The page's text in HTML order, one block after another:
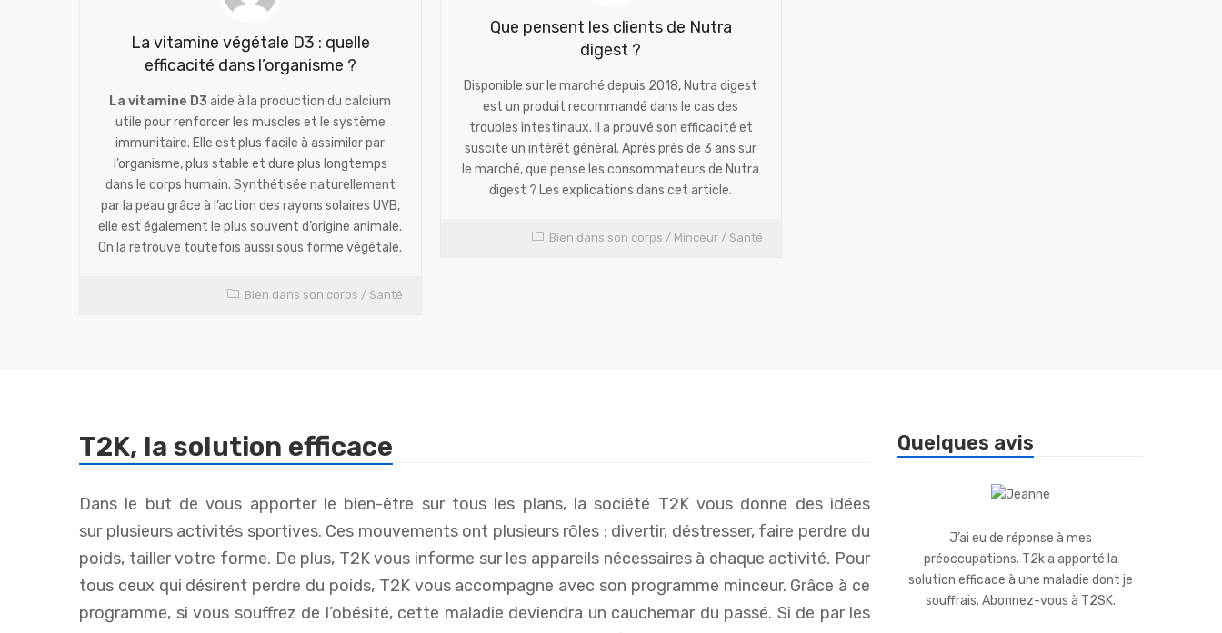
La vitamine végétale D3 : quelle
efficacité dans l’organisme ?
La vitamine D3 aide à la production du calcium
utile pour renforcer les muscles et le système
immunitaire. Elle est plus facile à assimiler par
l’organisme, plus stable et dure plus longtemps
dans le corps humain. Synthétisée naturellement
par la peau grâce à l’action des rayons solaires UVB,
elle est également le plus souvent d’origine animale.
On la retrouve toutefois aussi sous forme végétale.
Bien dans son corps / Santé
Que pensent les clients de Nutra
digest ?
Disponible sur le marché depuis 2018, Nutra digest
est un produit recommandé dans le cas des
troubles intestinaux. Il a prouvé son efficacité et
suscite un intérêt général. Après près de 3 ans sur
le marché, que pense les consommateurs de Nutra
digest ? Les explications dans cet article.
Bien dans son corps / Minceur / Santé
T2K, la solution efficace
Dans le but de vous apporter le bien-être sur tous les plans, la société T2K vous donne des idées
sur plusieurs activités sportives. Ces mouvements ont plusieurs rôles : divertir, déstresser, faire perdre du
poids, tailler votre forme. De plus, T2K vous informe sur les appareils nécessaires à chaque activité. Pour
tous ceux qui désirent perdre du poids, T2K vous accompagne avec son programme minceur. Grâce à ce
programme, si vous souffrez de l’obésité, cette maladie deviendra un cauchemar du passé. Si de par les
Quelques avis
La société T2K propose de bons articles
dans ses rubriques. N’hésitez pas à vous
abonner pour bénéficier de ces riches
conseils.
Je suis très contente des conseils
de T2K. Abonnez-vous à cette page et
pour plus de connaissances.
Patrick
J’ai eu de réponse à mes
préoccupations. T2k a apporté la
solution efficace à une maladie dont je
souffrais. Abonnez-vous à T2SK.